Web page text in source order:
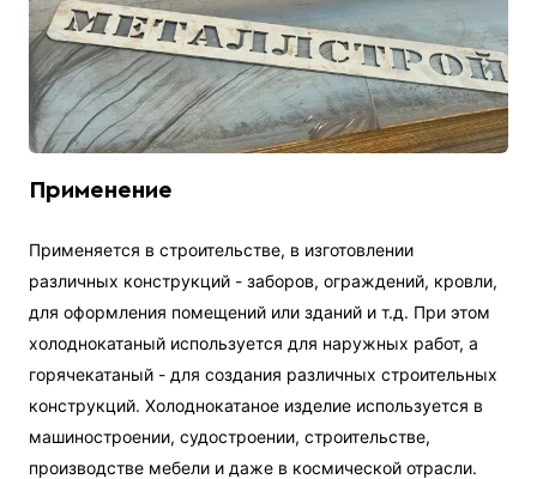
Применение
Применяется в строительстве, в изготовлении
различных конструкций - заборов, ограждений, кровли,
для оформления помещений или зданий и т.д. При этом
холоднокатаный используется для наружных работ, а
горячекатаный - для создания различных строительных
конструкций. Холоднокатаное изделие используется в
машиностроении, судостроении, строительстве,
производстве мебели и даже в космической отрасли.